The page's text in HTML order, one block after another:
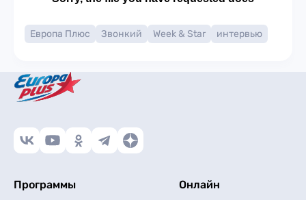
Европа Плюс Звонкий Week & Star интервью
Программы Онлайн